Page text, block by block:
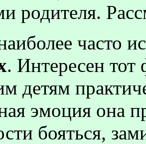
родителя.
часто
. Интересен тот
детям
эмоция она
бояться,